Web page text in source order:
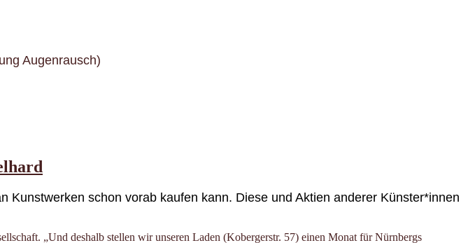
Augenrausch)
Kunstwerken schon vorab kaufen kann. Diese und Aktien anderer Künster*innen
„Und deshalb stellen wir unseren Laden (Kobergerstr. 57) einen Monat für Nürnbergs